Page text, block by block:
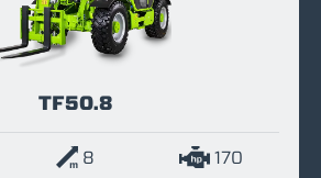
TF50.8
8 170